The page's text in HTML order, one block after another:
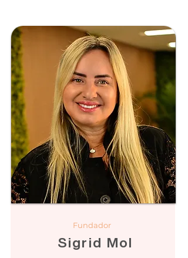
Sigrid Mol
Fundador